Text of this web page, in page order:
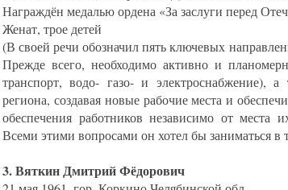
Награждён медалью ордена «За заслуги перед
Женат, трое детей
(В своей речи обозначил пять ключевых
Прежде всего, необходимо активно и
транспорт, водо- газо- и электроснабжение),
региона, создавая новые рабочие места и
обеспечения работников независимо от места
Всеми этими вопросами он хотел бы заниматься в
3. Вяткин Дмитрий Фёдорович